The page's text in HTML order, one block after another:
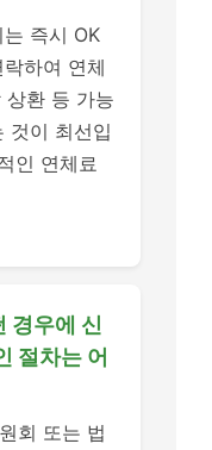
즉시 OK
하여 연체
상환 등 가능
것이 최선입
인 연체료
경우에 신
절차는 어
회 또는 법